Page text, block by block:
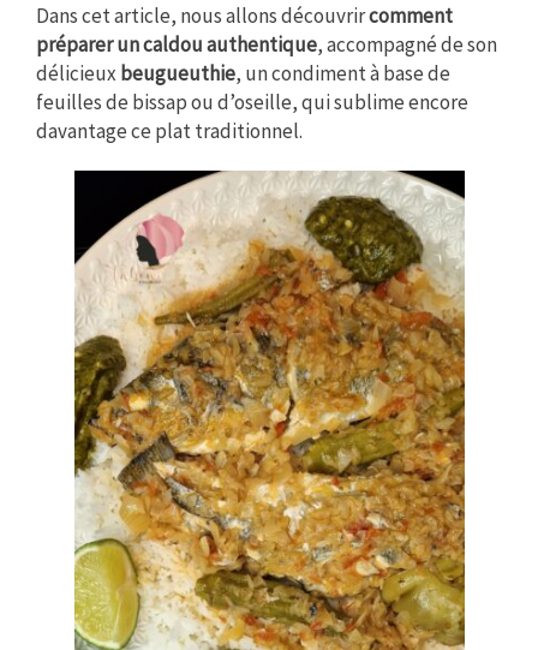
Dans cet article, nous allons découvrircomment
préparer un caldou authentique, accompagné de son
délicieux beugueuthie, un condiment à base de
feuilles de bissap ou d’oseille, qui sublime encore
davantage ce plat traditionnel.